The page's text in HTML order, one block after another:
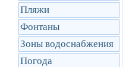
Пляжи
Фонтаны
Зоны водоснабжения
Погода